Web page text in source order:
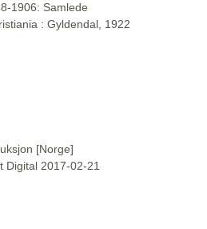
1906: Samlede
: Gyldendal, 1922
[Norge]
Digital 2017-02-21